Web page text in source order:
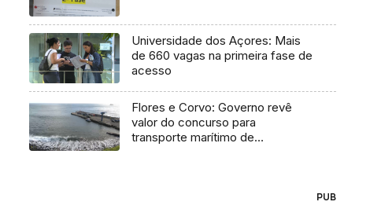
Universidade dos Açores: Mais
de 660 vagas na primeira fase de
acesso
Flores e Corvo: Governo revê
valor do concurso para
transporte marítimo de
PUB